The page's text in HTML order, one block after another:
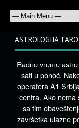
ASTROLOGIJA
Radno vreme
sati u ponoć.
operatera A1
centra. Ako nema
sa tim
završetka ulazne